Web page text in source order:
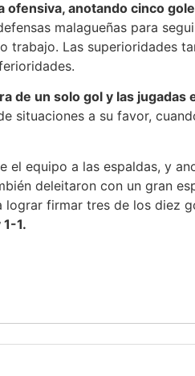
ofensiva, anotando cinco
malagueñas para
Las superioridades
de un solo gol y las jugadas
situaciones a su favor,
el equipo a las espaldas, y
deleitaron con un gran
firmar tres de los diez
1.